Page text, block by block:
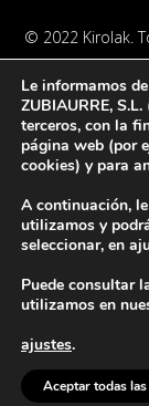
© 2022 Kirolak.
Europar
Le informamos
ZUBIAURRE,
terceros, con la
página web (por
cookies) y para
A continuación,
utilizamos y
seleccionar, en
Puede consultar
utilizamos en
ajustes.
Aceptar todas